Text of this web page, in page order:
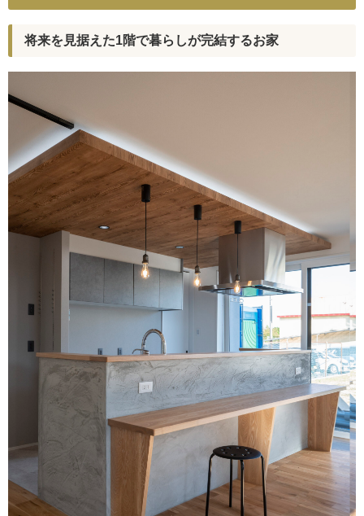
将来を見据えた1階で暮らしが完結するお家